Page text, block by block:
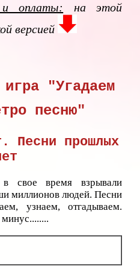
и оплаты:
на этой
версией
игра "Угадаем
песню"
Песни прошлых
свое время взрывали
миллионов людей. Песни
узнаем, отгадываем.